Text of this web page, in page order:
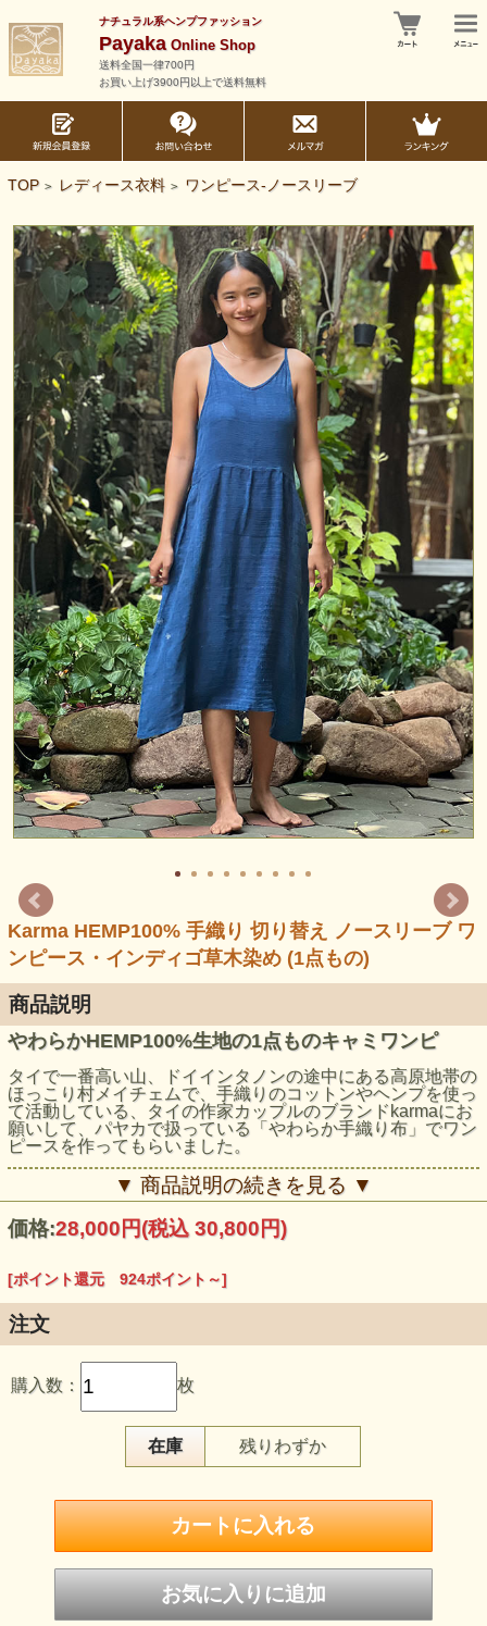
ナチュラル系ヘンプファッション
PayakaOnline Shop
送料全国一律700円
お買い上げ3900円以上で送料無料
TOP > レディース衣料 > ワンピース-ノースリーブ
Karma HEMP100% 手織り 切り替え ノースリーブ ワ
ンピース・インディゴ草木染め (1点もの)
商品説明
やわらかHEMP100%生地の1点ものキャミワンピ
タイで一番高い山、ドイインタノンの途中にある高原地帯の
ほっこり村メイチェムで、手織りのコットンやヘンプを使っ
て活動している、タイの作家カップルのブランドkarmaにお
願いして、パヤカで扱っている「やわらか手織り布」でワン
ピースを作ってもらいました。
部分的に布が傷んでいたところがあったのですが、そこを刺
繍で補強すると可愛い水玉の模様に。
ウエストの切り替えと、長さの違う裾が魅力の1点もので
モデル身長：
165cm
▼ 商品説明の続きを見る ▼
価格:28,000円(税込 30,800円)
[ポイント還元 924ポイント～]
注文
購入数： 枚
在庫 残りわずか